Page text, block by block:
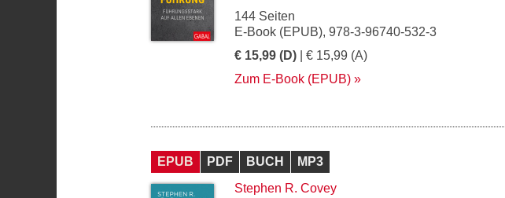
144 Seiten
E-Book (EPUB), 978-3-96740-532-3
€ 15,99 (D) | € 15,99 (A)
Zum E-Book (EPUB)
EPUB PDF BUCH
MP3
Stephen R. Covey